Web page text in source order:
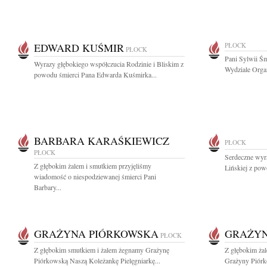
EDWARD KUŚMIR PŁOCK
Wyrazy głębokiego współczucia Rodzinie i Bliskim z
powodu śmierci Pana Edwarda Kuśmirka...
PŁOCK
Pani Sylwii
Wydziale
BARBARA KARAŚKIEWICZ
PŁOCK
Z głębokim żalem i smutkiem przyjęliśmy
wiadomość o niespodziewanej śmierci Pani
Barbary...
PŁOCK
Serdeczne
Lińskiej z
GRAŻYNA PIÓRKOWSKA PŁOCK
Z głębokim smutkiem i żalem żegnamy Grażynę
Piórkowską Naszą Koleżankę Pielęgniarkę...
Z głębokim
Grażyny